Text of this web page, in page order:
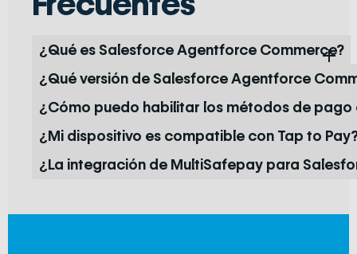
¿Qué es Salesforce Agentforce Commerce?
¿Qué versión de Salesforce Agentforce
¿Cómo puedo habilitar los métodos de
¿Mi dispositivo es compatible con Tap to
¿La integración de MultiSafepay para